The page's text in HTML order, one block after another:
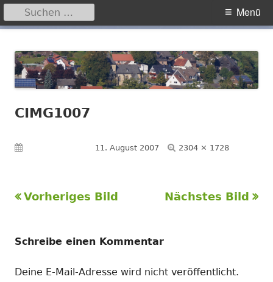
zum
Inhalt
Primäres
Menü
Suchen
nach:
CIMG1007
11. August 2007 Volle
2304 × 1728
Vorheriges Bild Nächstes Bild
Schreibe einen Kommentar
Deine E-Mail-Adresse wird nicht veröffentlicht.